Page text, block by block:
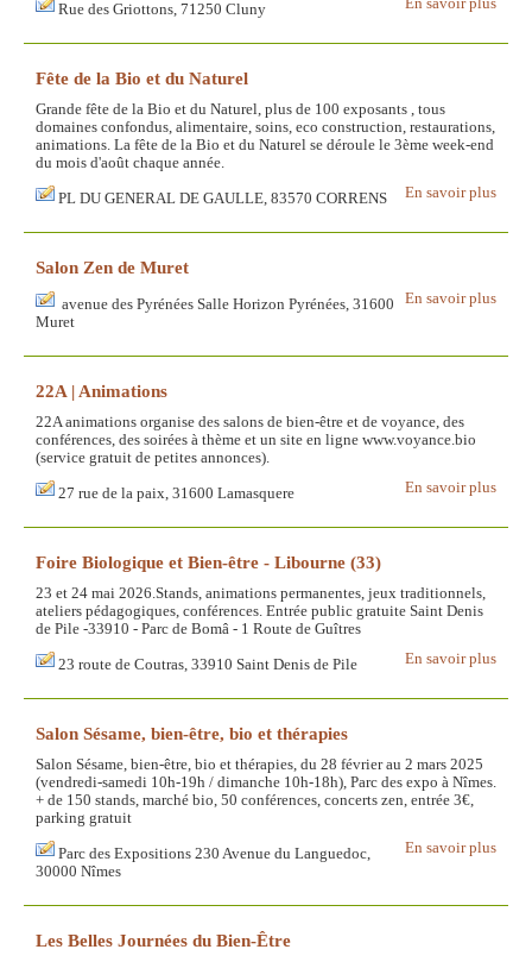
En savoir plus
Rue des Griottons, 71250 Cluny
Fête de la Bio et du Naturel
Grande fête de la Bio et du Naturel, plus de 100 exposants , tous
domaines confondus, alimentaire, soins, eco construction, restaurations,
animations. La fête de la Bio et du Naturel se déroule le 3ème week-end
du mois d'août chaque année.
En savoir plus
PL DU GENERAL DE GAULLE, 83570 CORRENS
Salon Zen de Muret
En savoir plus
avenue des Pyrénées Salle Horizon Pyrénées, 31600
Muret
22A | Animations
22A animations organise des salons de bien-être et de voyance, des
conférences, des soirées à thème et un site en ligne www.voyance.bio
(service gratuit de petites annonces).
En savoir plus
27 rue de la paix, 31600 Lamasquere
Foire Biologique et Bien-être - Libourne (33)
23 et 24 mai 2026.Stands, animations permanentes, jeux traditionnels,
ateliers pédagogiques, conférences. Entrée public gratuite Saint Denis
de Pile -33910 - Parc de Bomâ - 1 Route de Guîtres
En savoir plus
23 route de Coutras, 33910 Saint Denis de Pile
Salon Sésame, bien-être, bio et thérapies
Salon Sésame, bien-être, bio et thérapies, du 28 février au 2 mars 2025
(vendredi-samedi 10h-19h / dimanche 10h-18h), Parc des expo à Nîmes.
+ de 150 stands, marché bio, 50 conférences, concerts zen, entrée 3€,
parking gratuit
En savoir plus
Parc des Expositions 230 Avenue du Languedoc,
30000 Nîmes
Les Belles Journées du Bien-Être